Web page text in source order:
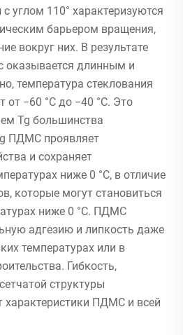
углом 110° характеризуются
барьером вращения,
вокруг них. В результате
оказывается длинным и
температура стеклования
−60 °C до −40 °C. Это
Tg большинства
ПДМС проявляет
и сохраняет
ниже 0 °C, в отличие
которые могут становиться
ниже 0 °C. ПДМС
адгезию и липкость даже
температурах или в
Гибкость,
структуры
характеристики ПДМС и всей